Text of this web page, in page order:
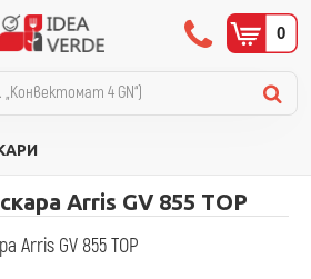
0
Arris GV 855 TOP